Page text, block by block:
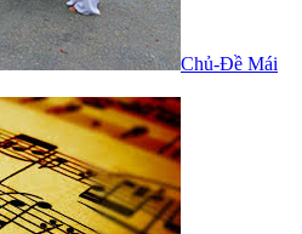
Chủ-Đề Mái